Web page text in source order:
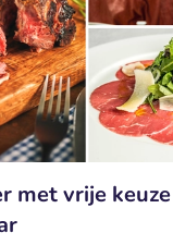
met vrije